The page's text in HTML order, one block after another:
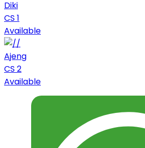
Diki
CS 1
Available
Ajeng
CS 2
Available